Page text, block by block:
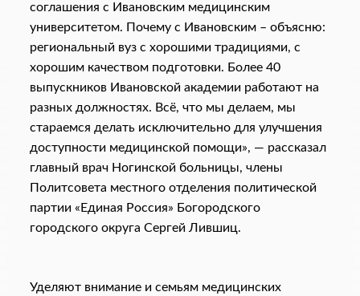
соглашения с Ивановским медицинским
университетом. Почему с Ивановским – объясню:
региональный вуз с хорошими традициями, с
хорошим качеством подготовки. Более 40
выпускников Ивановской академии работают на
разных должностях. Всё, что мы делаем, мы
стараемся делать исключительно для улучшения
доступности медицинской помощи», — рассказал
главный врач Ногинской больницы, члены
Политсовета местного отделения политической
партии «Единая Россия» Богородского
городского округа Сергей Лившиц.
Уделяют внимание и семьям медицинских